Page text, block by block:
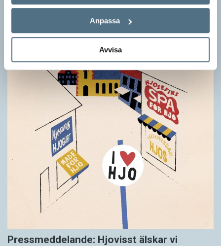
Anpassa
Avvisa
Pressmeddelande: Hjovisst älskar vi